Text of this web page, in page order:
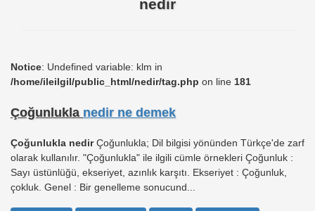
nedir
Notice: Undefined variable: klm in
/home/ileilgil/public_html/nedir/tag.php on line 181
Çoğunlukla nedir ne demek
Çoğunlukla nedirÇoğunlukla; Dil bilgisi yönünden Türkçe'de zarf
olarak kullanılır. "Çoğunlukla" ile ilgili cümle örnekleri Çoğunluk :
Sayı üstünlüğü, ekseriyet, azınlık karşıtı. Ekseriyet : Çoğunluk,
çokluk. Genel : Bir genelleme sonucund...